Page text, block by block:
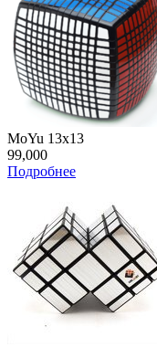
MoYu 13x13
99,000
Подробнее